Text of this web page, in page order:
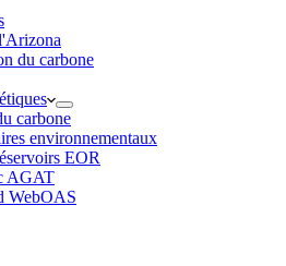
du carbone
carbone
environnementaux
EOR
AGAT
WebOAS